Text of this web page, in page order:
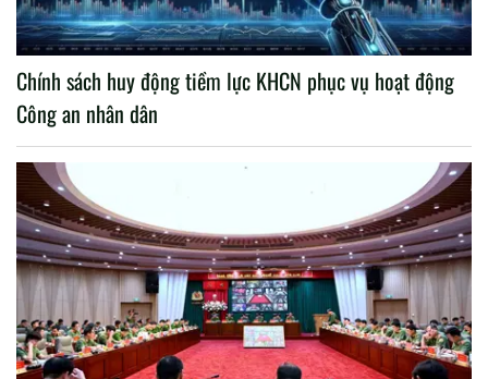
Chính sách huy động tiềm lực KHCN phục vụ hoạt động
Công an nhân dân